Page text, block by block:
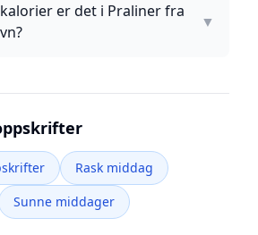
er det i Praliner fra
▼
Rask middag
Sunne middager